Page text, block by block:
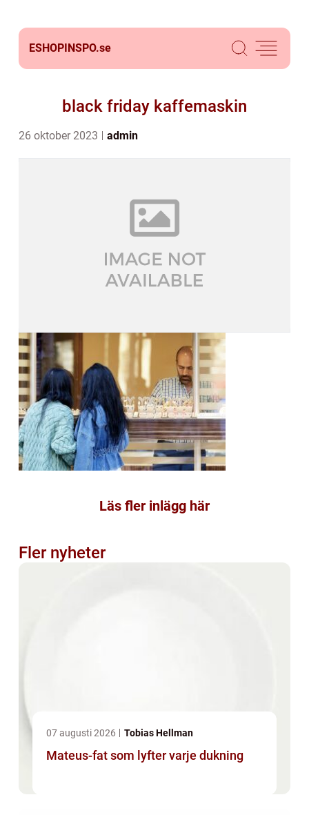
ESHOPINSPO.se
black friday kaffemaskin
26 oktober 2023 admin
Läs fler inlägg här
Fler nyheter
07 augusti 2026 Tobias Hellman
Mateus-fat som lyfter varje dukning